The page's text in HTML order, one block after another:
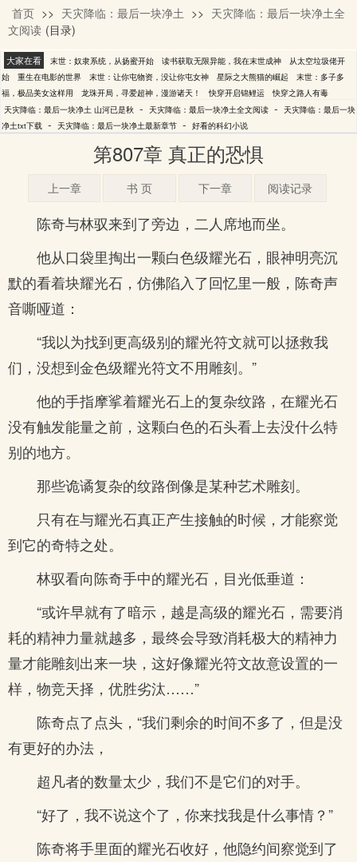
山河已是秋
首页 >> 天灾降临：最后一块净土 >> 天灾降临：最后一块净土全
文阅读 (目录)
大家在看 末世：奴隶系统，从扬蜜开始 读书获取无限异能，我在末世成神
从太空垃圾佬开
始
重生在电影的世界 末世：让你屯物资，没让你屯女神 星际之大熊猫的崛起
末世：多子多
福，极品美女这样用
龙珠开局，寻爱超神，漫游诸天！ 快穿开启锦鲤运
快穿之路人有毒
天灾降临：最后一块净土 山河已是秋 - 天灾降临：最后一块净土全文阅读 - 天灾降临：最后一块
净土txt下载 - 天灾降临：最后一块净土最新章节 - 好看的科幻小说
第807章 真正的恐惧
上一章 书 页 下一章 阅读记录
陈奇与林驭来到了旁边，二人席地而坐。
他从口袋里掏出一颗白色级耀光石，眼神明亮沉
默的看着块耀光石，仿佛陷入了回忆里一般，陈奇声
音嘶哑道：
“我以为找到更高级别的耀光符文就可以拯救我
们，没想到金色级耀光符文不用雕刻。”
他的手指摩挲着耀光石上的复杂纹路，在耀光石
没有触发能量之前，这颗白色的石头看上去没什么特
别的地方。
那些诡谲复杂的纹路倒像是某种艺术雕刻。
只有在与耀光石真正产生接触的时候，才能察觉
到它的奇特之处。
林驭看向陈奇手中的耀光石，目光低垂道：
“或许早就有了暗示，越是高级的耀光石，需要消
耗的精神力量就越多，最终会导致消耗极大的精神力
量才能雕刻出来一块，这好像耀光符文故意设置的一
样，物竞天择，优胜劣汰……”
陈奇点了点头，“我们剩余的时间不多了，但是没
有更好的办法，
超凡者的数量太少，我们不是它们的对手。
“好了，我不说这个了，你来找我是什么事情？”
陈奇将手里面的耀光石收好，他隐约间察觉到了